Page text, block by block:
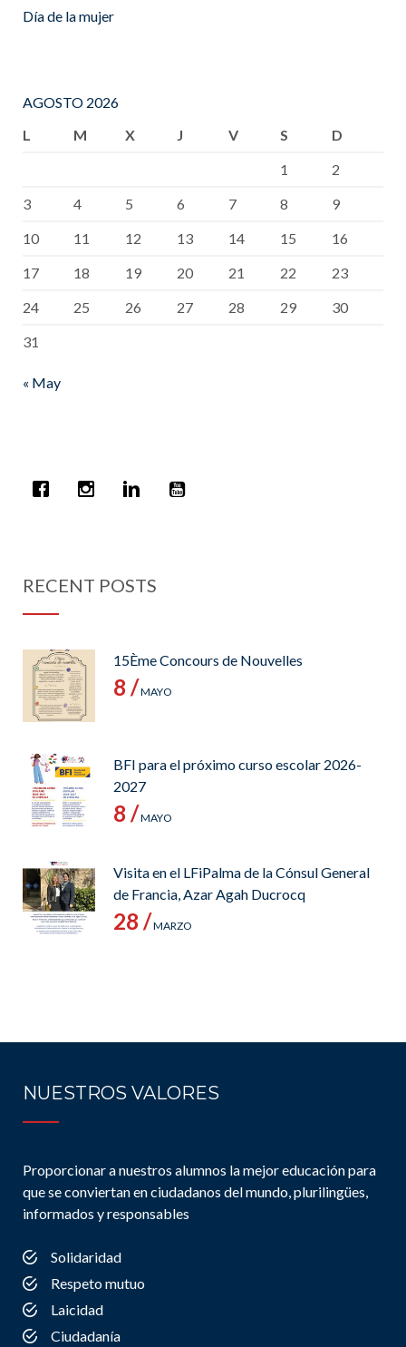
Día de la mujer
AGOSTO 2026
L
M X J V S
D
1
2
3
4 5 6 7 8
9
10
11 12 13 14 15
16
17
18 19 20 21 22
23
24
25 26 27 28 29
30
31
« May
RECENT POSTS
15Ème Concours de Nouvelles
8 /MAYO
BFI para el próximo curso escolar 2026-
2027
8 /MAYO
Visita en el LFiPalma de la Cónsul General
de Francia, Azar Agah Ducrocq
28 /MARZO
NUESTROS VALORES
Proporcionar a nuestros alumnos la mejor educación para
que se conviertan en ciudadanos del mundo, plurilingües,
informados y responsables
Solidaridad
Respeto mutuo
Laicidad
Ciudadanía